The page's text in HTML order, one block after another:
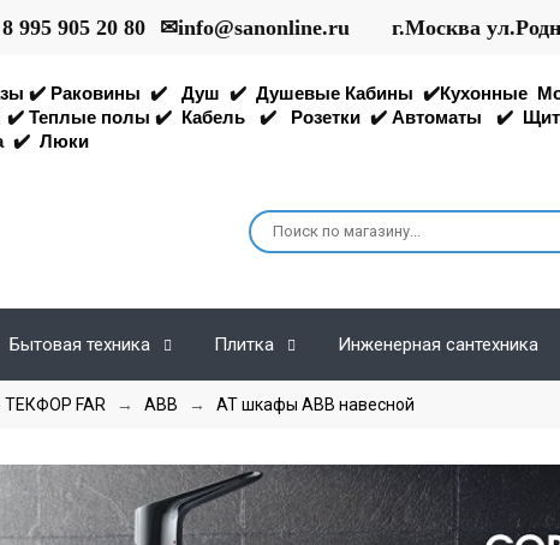
8 995 905 20 80 ✉info@sanonline.ru г.Москва
✔️ Раковины ✔️ Душ ✔️ Душевые Кабины ✔️Кухонные
✔️ Теплые полы ✔️ Кабель ✔️ Розетки ✔️ Автоматы ✔️
✔️ Люки
Бытовая техника Плитка Инженерная сантехника
FAR → ABB → AT шкафы ABB навесной